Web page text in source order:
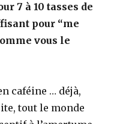
7 à 10 tasses de
pour “me
vous le
caféine … déjà,
tout le monde